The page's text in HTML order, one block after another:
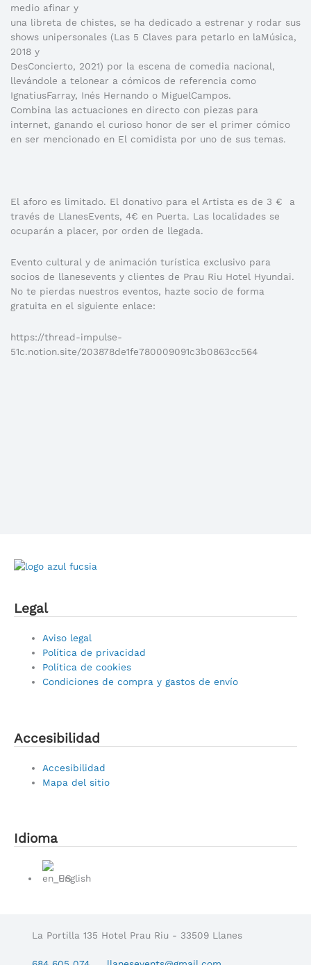
medio afinar y
una libreta de chistes, se ha dedicado a estrenar y rodar sus
shows unipersonales (Las 5 Claves para petarlo en laMúsica,
2018 y
DesConcierto, 2021) por la escena de comedia nacional,
llevándole a telonear a cómicos de referencia como
IgnatiusFarray, Inés Hernando o MiguelCampos.
Combina las actuaciones en directo con piezas para
internet, ganando el curioso honor de ser el primer cómico
en ser mencionado en El comidista por uno de sus temas.
El aforo es limitado. El donativo para el Artista es de 3 € a
través de LlanesEvents, 4€ en Puerta. Las localidades se
ocuparán a placer, por orden de llegada.
Evento cultural y de animación turística exclusivo para
socios de llanesevents y clientes de Prau Riu Hotel Hyundai.
No te pierdas nuestros eventos, hazte socio de forma
gratuita en el siguiente enlace:
https://thread-impulse-
51c.notion.site/203878de1fe780009091c3b0863cc564
Legal
Main
Menu
Aviso legal
Política de privacidad
Política de cookies
Condiciones de compra y gastos de envío
Accesibilidad
Main
Menu
Accesibilidad
Mapa del sitio
Idioma
Menu
English
La Portilla 135 Hotel Prau Riu - 33509 Llanes